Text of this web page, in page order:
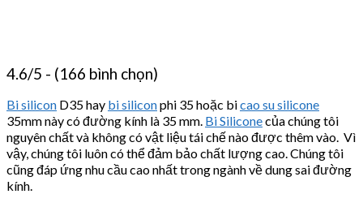
4.6/5 - (166 bình chọn)
Bi silicon D35 hay bi siliconphi 35 hoặc bicao su silicone
35mm này có đường kính là 35 mm. Bi Siliconecủa chúng tôi
nguyên chất và không có vật liệu tái chế nào được thêm vào. Vì
vậy, chúng tôi luôn có thể đảm bảo chất lượng cao. Chúng tôi
cũng đáp ứng nhu cầu cao nhất trong ngành về dung sai đường
kính.